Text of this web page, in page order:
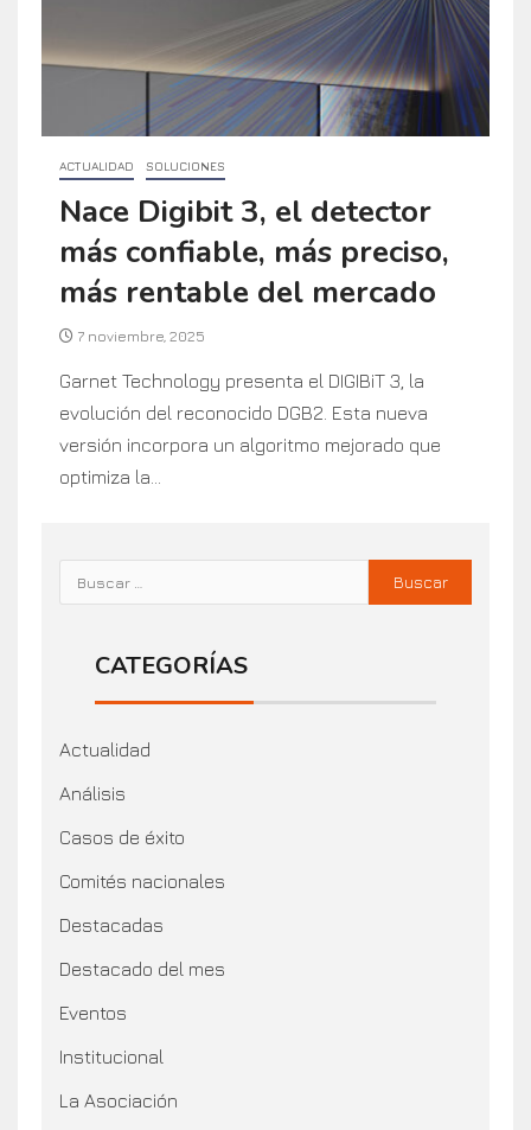
ACTUALIDAD SOLUCIONES
Nace Digibit 3, el detector
más confiable, más preciso,
más rentable del mercado
7 noviembre, 2025
Garnet Technology presenta el DIGIBiT 3, la
evolución del reconocido DGB2. Esta nueva
versión incorpora un algoritmo mejorado que
optimiza la...
CATEGORÍAS
Actualidad
Análisis
Casos de éxito
Comités nacionales
Destacadas
Destacado del mes
Eventos
Institucional
La Asociación